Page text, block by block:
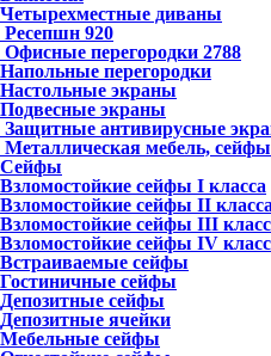
Четырехместные диваны
Ресепшн 920
Офисные перегородки 2788
Напольные перегородки
Настольные экраны
Подвесные экраны
Защитные антивирусные
Металлическая мебель, сейфы
Сейфы
Взломостойкие сейфы I класса
Взломостойкие сейфы II класса
Взломостойкие сейфы III
Взломостойкие сейфы IV
Встраиваемые сейфы
Гостиничные сейфы
Депозитные сейфы
Депозитные ячейки
Мебельные сейфы